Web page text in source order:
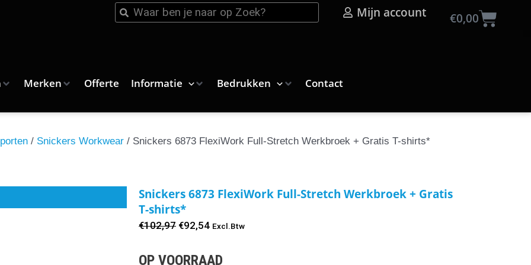
Zoeken
Zoeken Mijn account €0,00
Merken Offerte Informatie Bedrukken Contact
/ Snickers Workwear/ Snickers 6873 FlexiWork Full-Stretch Werkbroek + Gratis T-shirts*
Snickers 6873 FlexiWork Full-Stretch Werkbroek + Gratis
T-shirts*
€102,97 Oorspronkelijke
was:
€92,54Huidige
is:
Excl.Btw
OP VOORRAAD